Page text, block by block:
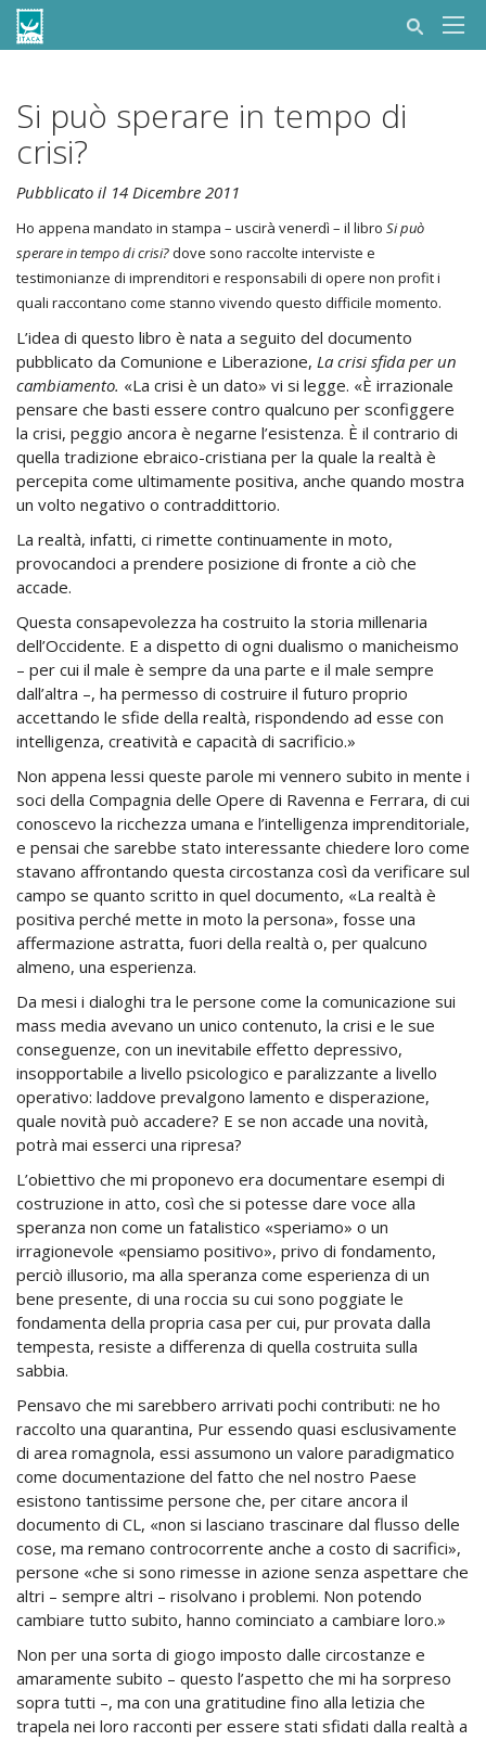
Si può sperare in tempo di
crisi?
Pubblicato il 14 Dicembre 2011
Ho appena mandato in stampa – uscirà venerdì – il libro Si può
sperare in tempo di crisi?dove sono raccolte interviste e
testimonianze di imprenditori e responsabili di opere non profit i
quali raccontano come stanno vivendo questo difficile momento.
L’idea di questo libro è nata a seguito del documento
pubblicato da Comunione e Liberazione, La crisi sfida per un
cambiamento. «La crisi è un dato» vi si legge. «È irrazionale
pensare che basti essere contro qualcuno per sconfiggere
la crisi, peggio ancora è negarne l’esistenza. È il contrario di
quella tradizione ebraico-cristiana per la quale la realtà è
percepita come ultimamente positiva, anche quando mostra
un volto negativo o contraddittorio.
La realtà, infatti, ci rimette continuamente in moto,
provocandoci a prendere posizione di fronte a ciò che
accade.
Questa consapevolezza ha costruito la storia millenaria
dell’Occidente. E a dispetto di ogni dualismo o manicheismo
– per cui il male è sempre da una parte e il male sempre
dall’altra –, ha permesso di costruire il futuro proprio
accettando le sfide della realtà, rispondendo ad esse con
intelligenza, creatività e capacità di sacrificio.»
Non appena lessi queste parole mi vennero subito in mente i
soci della Compagnia delle Opere di Ravenna e Ferrara, di cui
conoscevo la ricchezza umana e l’intelligenza imprenditoriale,
e pensai che sarebbe stato interessante chiedere loro come
stavano affrontando questa circostanza così da verificare sul
campo se quanto scritto in quel documento, «La realtà è
positiva perché mette in moto la persona», fosse una
affermazione astratta, fuori della realtà o, per qualcuno
almeno, una esperienza.
Da mesi i dialoghi tra le persone come la comunicazione sui
mass media avevano un unico contenuto, la crisi e le sue
conseguenze, con un inevitabile effetto depressivo,
insopportabile a livello psicologico e paralizzante a livello
operativo: laddove prevalgono lamento e disperazione,
quale novità può accadere? E se non accade una novità,
potrà mai esserci una ripresa?
L’obiettivo che mi proponevo era documentare esempi di
costruzione in atto, così che si potesse dare voce alla
speranza non come un fatalistico «speriamo» o un
irragionevole «pensiamo positivo», privo di fondamento,
perciò illusorio, ma alla speranza come esperienza di un
bene presente, di una roccia su cui sono poggiate le
fondamenta della propria casa per cui, pur provata dalla
tempesta, resiste a differenza di quella costruita sulla
sabbia.
Pensavo che mi sarebbero arrivati pochi contributi: ne ho
raccolto una quarantina, Pur essendo quasi esclusivamente
di area romagnola, essi assumono un valore paradigmatico
come documentazione del fatto che nel nostro Paese
esistono tantissime persone che, per citare ancora il
documento di CL, «non si lasciano trascinare dal flusso delle
cose, ma remano controcorrente anche a costo di sacrifici»,
persone «che si sono rimesse in azione senza aspettare che
altri – sempre altri – risolvano i problemi. Non potendo
cambiare tutto subito, hanno cominciato a cambiare loro.»
Non per una sorta di giogo imposto dalle circostanze e
amaramente subito – questo l’aspetto che mi ha sorpreso
sopra tutti –, ma con una gratitudine fino alla letizia che
trapela nei loro racconti per essere stati sfidati dalla realtà a